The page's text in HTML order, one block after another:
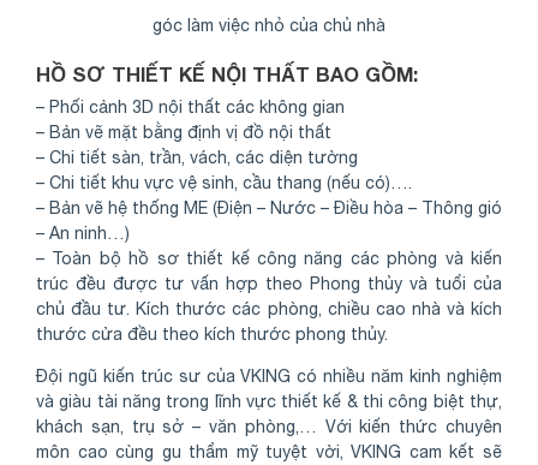
góc làm việc nhỏ của chủ nhà
HỒ SƠ THIẾT KẾ NỘI THẤT BAO GỒM:
– Phối cảnh 3D nội thất các không gian
– Bản vẽ mặt bằng định vị đồ nội thất
– Chi tiết sàn, trần, vách, các diện tường
– Chi tiết khu vực vệ sinh, cầu thang (nếu có)….
– Bản vẽ hệ thống ME (Điện – Nước – Điều hòa – Thông gió
– An ninh…)
– Toàn bộ hồ sơ thiết kế công năng các phòng và kiến
trúc đều được tư vấn hợp theo Phong thủy và tuổi của
chủ đầu tư. Kích thước các phòng, chiều cao nhà và kích
thước cửa đều theo kích thước phong thủy.
Đội ngũ kiến trúc sư của VKING có nhiều năm kinh nghiệm
và giàu tài năng trong lĩnh vực thiết kế & thi công biệt thự,
khách sạn, trụ sở – văn phòng,… Với kiến thức chuyên
môn cao cùng gu thẩm mỹ tuyệt vời, VKING cam kết sẽ